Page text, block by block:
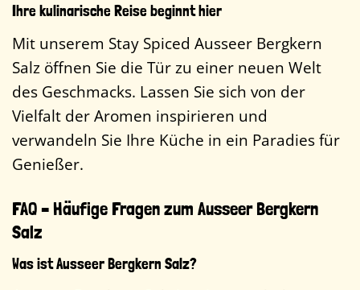
Ihre kulinarische Reise beginnt hier
Mit unserem Stay Spiced Ausseer Bergkern
Salz öffnen Sie die Tür zu einer neuen Welt
des Geschmacks. Lassen Sie sich von der
Vielfalt der Aromen inspirieren und
verwandeln Sie Ihre Küche in ein Paradies für
Genießer.
FAQ – Häufige Fragen zum Ausseer Bergkern
Salz
Was ist Ausseer Bergkern Salz?